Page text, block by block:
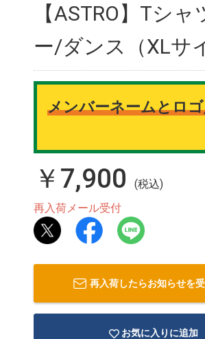
【ASTRO】Tシ
ー/ダンス（XLサ
メンバーネームとロ
￥7,900
(税込)
再入荷メール受付
再入荷したらお知らせを
お気に入りに追加